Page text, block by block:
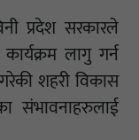
प्रदेश सरकारले
लागु गर्न
शहरी विकास
संभावनाहरुलाई